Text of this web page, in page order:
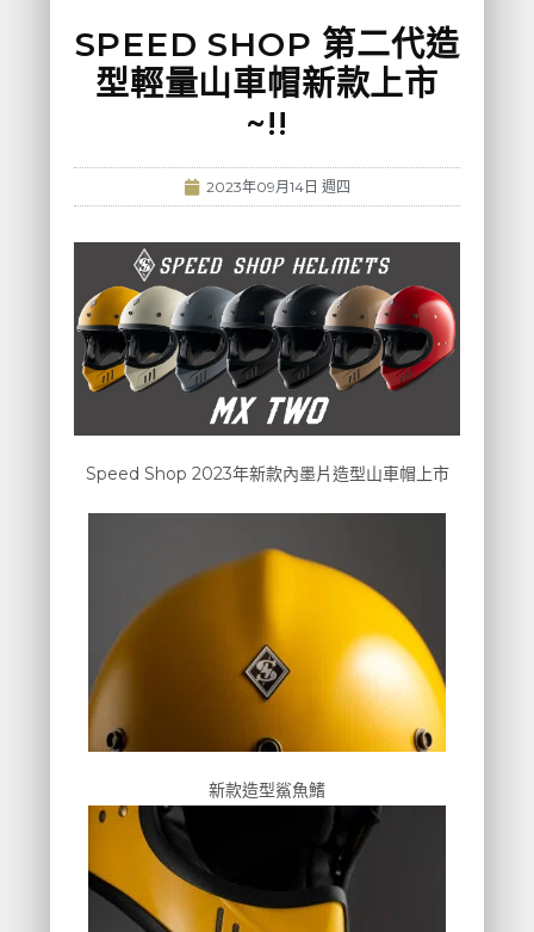
SPEED SHOP 第二代造
型輕量山車帽新款上市
~!!
2023年09月14日 週四
Speed Shop 2023年新款內墨片造型山車帽上市
新款造型鯊魚鰭